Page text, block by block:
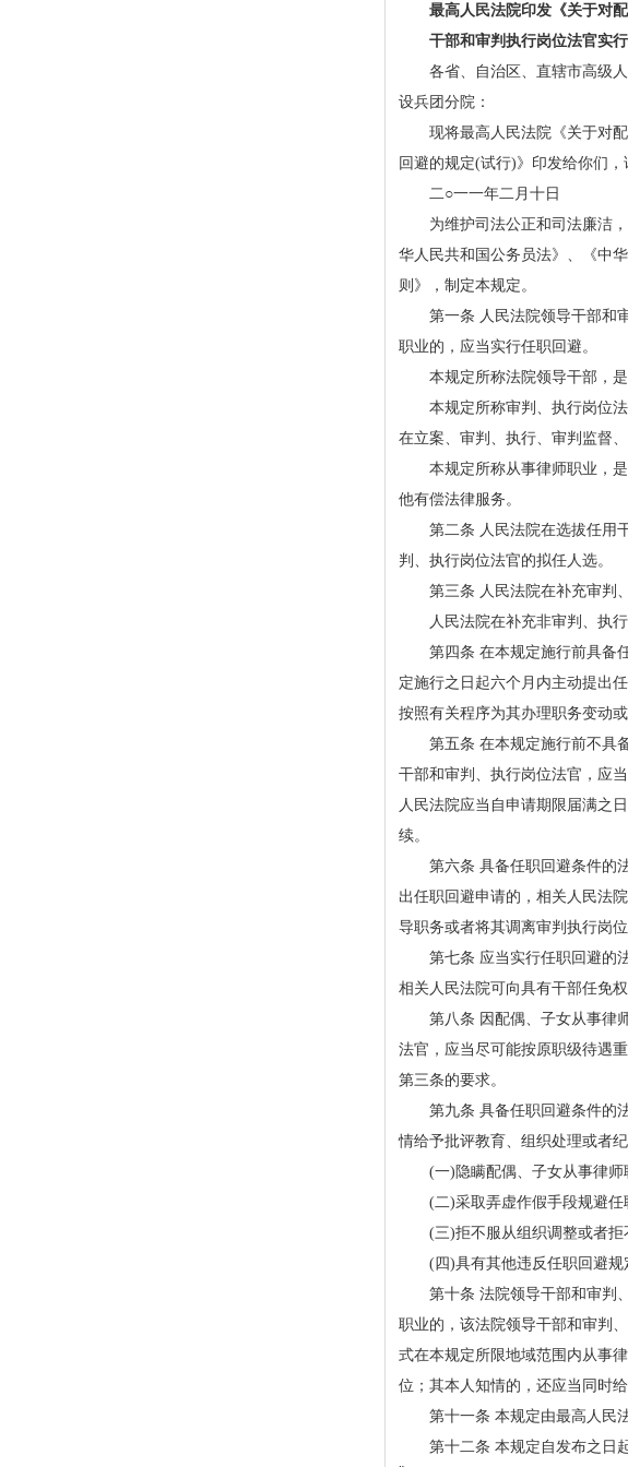
最高人民法院印发《关于对
干部和审判执行岗位法官实行
各省、自治区、直辖市高级人
设兵团分院：
现将最高人民法院《关于对配
回避的规定(试行)》印发给你们，
二○一一年二月十日
为维护司法公正和司法廉洁，
华人民共和国公务员法》、《中
则》，制定本规定。
第一条 人民法院领导干部和审
职业的，应当实行任职回避。
本规定所称法院领导干部，是
本规定所称审判、执行岗位法
在立案、审判、执行、审判监督
本规定所称从事律师职业，是
他有偿法律服务。
第二条 人民法院在选拔任用干
判、执行岗位法官的拟任人选。
第三条 人民法院在补充审判、
人民法院在补充非审判、执行
第四条 在本规定施行前具备任
定施行之日起六个月内主动提出
按照有关程序为其办理职务变动
第五条 在本规定施行前不具备
干部和审判、执行岗位法官，应
人民法院应当自申请期限届满之
续。
第六条 具备任职回避条件的法
出任职回避申请的，相关人民法
导职务或者将其调离审判执行岗位
第七条 应当实行任职回避的法
相关人民法院可向具有干部任免
第八条 因配偶、子女从事律师
法官，应当尽可能按原职级待遇
第三条的要求。
第九条 具备任职回避条件的法
情给予批评教育、组织处理或者纪
(一)隐瞒配偶、子女从事律师
(二)采取弄虚作假手段规避任
(三)拒不服从组织调整或者拒
(四)具有其他违反任职回避规
第十条 法院领导干部和审判、
职业的，该法院领导干部和审判
式在本规定所限地域范围内从事
位；其本人知情的，还应当同时
第十一条 本规定由最高人民法
第十二条 本规定自发布之日起